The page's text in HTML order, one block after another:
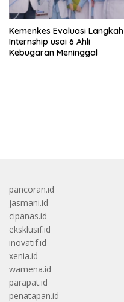
Kemenkes Evaluasi Langkah
Internship usai 6 Ahli
Kebugaran Meninggal
pancoran.id
jasmani.id
cipanas.id
eksklusif.id
inovatif.id
xenia.id
wamena.id
parapat.id
penatapan.id